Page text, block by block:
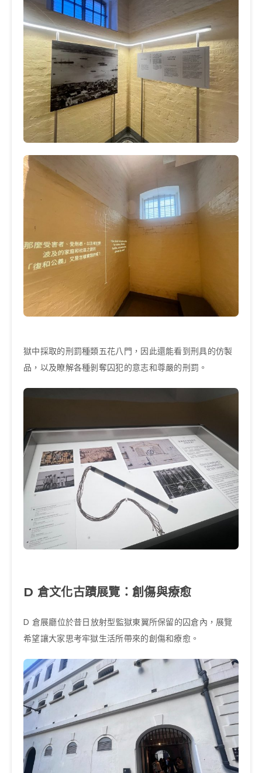
獄中採取的刑罰種類五花八門，因此還能看到刑具的仿製
品，以及瞭解各種剝奪囚犯的意志和尊嚴的刑罰。
D 倉文化古蹟展覽：創傷與療愈
D 倉展廳位於昔日放射型監獄東翼所保留的囚倉內，展覽
希望讓大家思考牢獄生活所帶來的創傷和療愈。